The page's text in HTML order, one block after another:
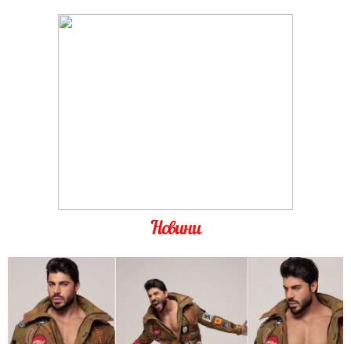
Новини